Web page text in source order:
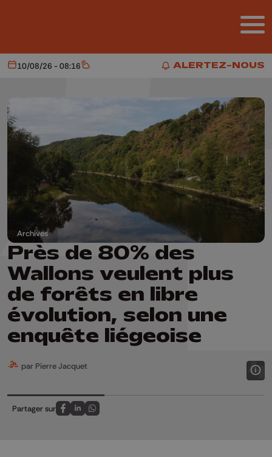
ALERTEZ-NOUS
ALERTEZ-NOUS
Aujourd'hui
10/08/26 - 08:16 Météo
Près de 80% des
Wallons veulent plus
de forêts en libre
évolution, selon une
enquête liégeoise
par Pierre Jacquet
Partager sur
Partagez sur FaceBook
Partagez sur LinkedIn
Partagez sur Whatsapp
Archives